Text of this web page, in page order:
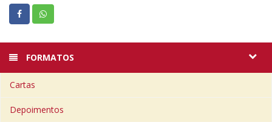
FORMATOS
Cartas
Depoimentos